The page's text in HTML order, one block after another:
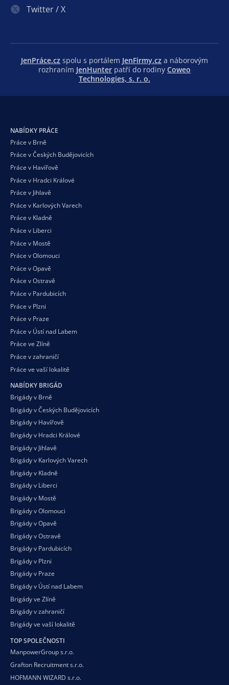
Twitter / X
JenPráce.cz spolu s portálem JenFirmy.cz a náborovým
rozhraním JenHunter patří do rodiny Coweo
Technologies, s. r. o.
NABÍDKY PRÁCE
Práce v Brně
Práce v Českých Budějovicích
Práce v Havířově
Práce v Hradci Králové
Práce v Jihlavě
Práce v Karlových Varech
Práce v Kladně
Práce v Liberci
Práce v Mostě
Práce v Olomouci
Práce v Opavě
Práce v Ostravě
Práce v Pardubicích
Práce v Plzni
Práce v Praze
Práce v Ústí nad Labem
Práce ve Zlíně
Práce v zahraničí
Práce ve vaší lokalitě
NABÍDKY BRIGÁD
Brigády v Brně
Brigády v Českých Budějovicích
Brigády v Havířově
Brigády v Hradci Králové
Brigády v Jihlavě
Brigády v Karlových Varech
Brigády v Kladně
Brigády v Liberci
Brigády v Mostě
Brigády v Olomouci
Brigády v Opavě
Brigády v Ostravě
Brigády v Pardubicích
Brigády v Plzni
Brigády v Praze
Brigády v Ústí nad Labem
Brigády ve Zlíně
Brigády v zahraničí
Brigády ve vaší lokalitě
TOP SPOLEČNOSTI
ManpowerGroup s.r.o.
Grafton Recruitment s.r.o.
HOFMANN WIZARD s.r.o.